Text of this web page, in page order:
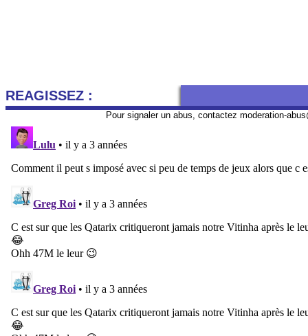
REAGISSEZ :
Pour signaler un abus, contactez moderation-